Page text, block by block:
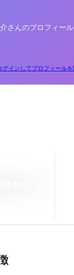
さんのプロフィー
グインしてプロフィール